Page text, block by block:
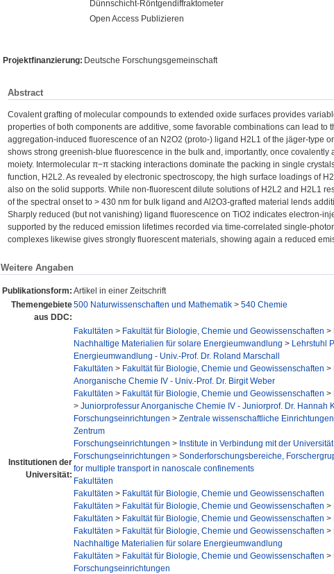
Dünnschicht-Röntgendiffraktometer
Open Access Publizieren
Projektfinanzierung: Deutsche Forschungsgemeinschaft
Abstract
Covalent grafting of molecular compounds to extended oxide surfaces provides
properties of both components are additive, some favorable combinations can lead to
aggregation-induced fluorescence of an N2O2 (proto-) ligand H2L1 of the jäger-type
shows strong greenish-blue fluorescence in the bulk and, importantly, once
moiety. Intermolecular π−π stacking interactions dominate the packing in single
function, H2L2. As revealed by electronic spectroscopy, the high surface loadings of
also on the solid supports. While non-fluorescent dilute solutions of H2L2 and H2L1
of the spectral onset to > 430 nm for bulk ligand and Al2O3-grafted material lends
Sharply reduced (but not vanishing) ligand fluorescence on TiO2 indicates electron-
supported by the reduced emission lifetimes recorded via time-correlated single-
complexes likewise gives strongly fluorescent materials, showing again a reduced
Weitere Angaben
Publikationsform: Artikel in einer Zeitschrift
Themengebiete
aus DDC:
500 Naturwissenschaften und Mathematik > 540 Chemie
Institutionen der
Universität:
Fakultäten > Fakultät für Biologie, Chemie und Geowissenschaften >
Nachhaltige Materialien für solare Energieumwandlung > Lehrstuhl
Energieumwandlung - Univ.-Prof. Dr. Roland Marschall
Fakultäten > Fakultät für Biologie, Chemie und Geowissenschaften >
Anorganische Chemie IV - Univ.-Prof. Dr. Birgit Weber
Fakultäten > Fakultät für Biologie, Chemie und Geowissenschaften >
> Juniorprofessur Anorganische Chemie IV - Juniorprof. Dr. Hannah
Forschungseinrichtungen > Zentrale wissenschaftliche Einrichtungen
Zentrum
Forschungseinrichtungen > Institute in Verbindung mit der Universität
Forschungseinrichtungen > Sonderforschungsbereiche,
for multiple transport in nanoscale confinements
Fakultäten
Fakultäten > Fakultät für Biologie, Chemie und Geowissenschaften
Fakultäten > Fakultät für Biologie, Chemie und Geowissenschaften >
Fakultäten > Fakultät für Biologie, Chemie und Geowissenschaften >
Fakultäten > Fakultät für Biologie, Chemie und Geowissenschaften >
Nachhaltige Materialien für solare Energieumwandlung
Fakultäten > Fakultät für Biologie, Chemie und Geowissenschaften >
Forschungseinrichtungen